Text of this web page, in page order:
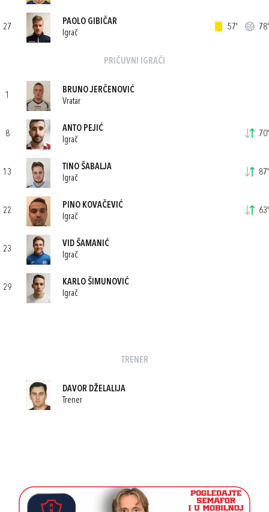
27
PAOLO GIBIČAR
Igrač
57' 78'
PRIČUVNI IGRAČI
1
BRUNO JERČENOVIĆ
Vratar
8
ANTO PEJIĆ
Igrač
70'
13
TINO ŠABALJA
Igrač
87'
22
PINO KOVAČEVIĆ
Igrač
63'
23
VID ŠAMANIĆ
Igrač
29
KARLO ŠIMUNOVIĆ
Igrač
TRENER
DAVOR DŽELALIJA
Trener